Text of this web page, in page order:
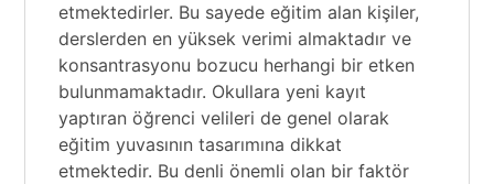
etmektedirler. Bu sayede eğitim alan kişiler,
derslerden en yüksek verimi almaktadır ve
konsantrasyonu bozucu herhangi bir etken
bulunmamaktadır. Okullara yeni kayıt
yaptıran öğrenci velileri de genel olarak
eğitim yuvasının tasarımına dikkat
etmektedir. Bu denli önemli olan bir faktör